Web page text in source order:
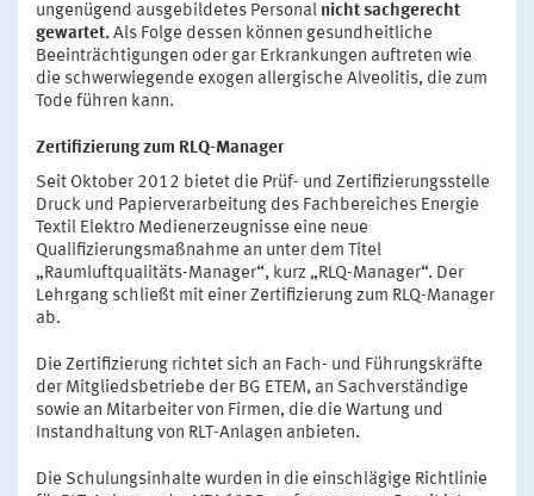
ungenügend ausgebildetes Personal nicht sachgerecht
gewartet. Als Folge dessen können gesundheitliche
Beeinträchtigungen oder gar Erkrankungen auftreten wie
die schwerwiegende exogen allergische Alveolitis, die zum
Tode führen kann.
Zertifizierung zum RLQ-Manager
Seit Oktober 2012 bietet die Prüf- und Zertifizierungsstelle
Druck und Papierverarbeitung des Fachbereiches Energie
Textil Elektro Medienerzeugnisse eine neue
Qualifizierungsmaßnahme an unter dem Titel
„Raumluftqualitäts-Manager“, kurz „RLQ-Manager“. Der
Lehrgang schließt mit einer Zertifizierung zum RLQ-Manager
ab.
Die Zertifizierung richtet sich an Fach- und Führungskräfte
der Mitgliedsbetriebe der BG ETEM, an Sachverständige
sowie an Mitarbeiter von Firmen, die die Wartung und
Instandhaltung von RLT-Anlagen anbieten.
Die Schulungsinhalte wurden in die einschlägige Richtlinie